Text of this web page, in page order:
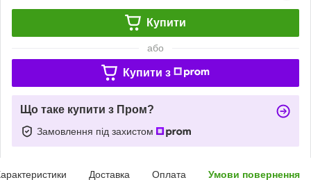
Купити
або
Купити з
Що таке купити з Пром?
Замовлення під захистом
Доставка Оплата Умови повернення